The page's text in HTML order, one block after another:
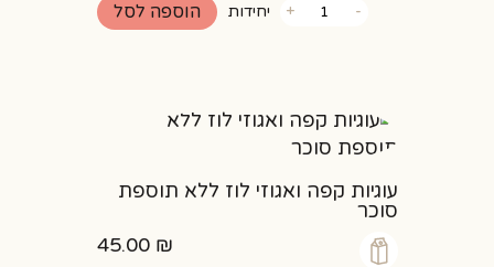
-של
+ יחידות הוספה לסל
עוגיות קפה ואגוזי לוז ללא תוספת
סוכר
45.00 ₪